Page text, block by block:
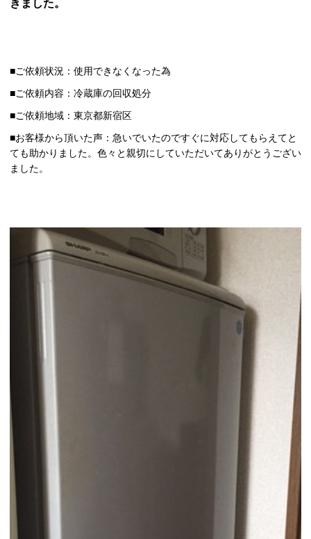
きました。
■ご依頼状況：使用できなくなった為
■ご依頼内容：冷蔵庫の回収処分
■ご依頼地域：東京都新宿区
■お客様から頂いた声：急いでいたのですぐに対応してもらえてと
ても助かりました。色々と親切にしていただいてありがとうござい
ました。